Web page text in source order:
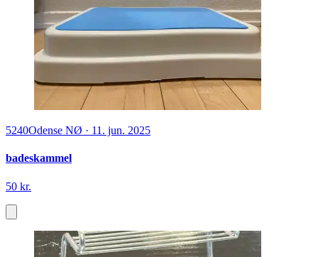
5240Odense NØ · 11. jun. 2025
badeskammel
50 kr.